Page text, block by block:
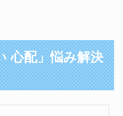
心配」悩み解決